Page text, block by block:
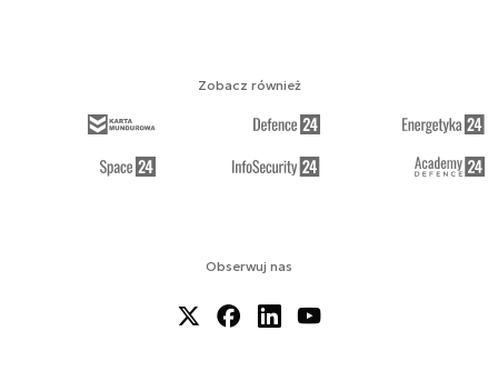
Obserwuj nas
Zobacz również